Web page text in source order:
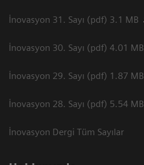
İnovasyon 31. Sayı (pdf) 3.1 MB
İnovasyon 30. Sayı (pdf) 4.01 MB
İnovasyon 29. Sayı (pdf) 1.87 MB
İnovasyon 28. Sayı (pdf) 5.54 MB
İnovasyon Dergi Tüm Sayılar